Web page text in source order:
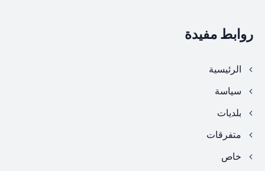
روابط مفيدة
الرئيسية
سياسة
بلديات
متفرقات
خاص